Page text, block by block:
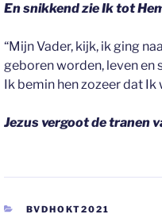
En snikkend zie Ik tot
“Mijn Vader, kijk, ik ging
geboren worden, leven en
Ik bemin hen zozeer dat Ik
Jezus vergoot de tranen
CATEGORIEËN
BVDHOKT2021